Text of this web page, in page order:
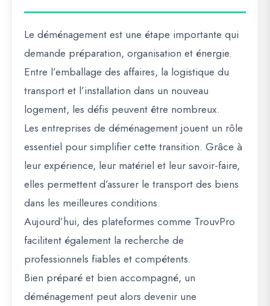
Le déménagement est une étape importante qui
demande préparation, organisation et énergie.
Entre l’emballage des affaires, la logistique du
transport et l’installation dans un nouveau
logement, les défis peuvent être nombreux.
Les entreprises de déménagement jouent un rôle
essentiel pour simplifier cette transition. Grâce à
leur expérience, leur matériel et leur savoir-faire,
elles permettent d’assurer le transport des biens
dans les meilleures conditions.
Aujourd’hui, des plateformes comme TrouvPro
facilitent également la recherche de
professionnels fiables et compétents.
Bien préparé et bien accompagné, un
déménagement peut alors devenir une